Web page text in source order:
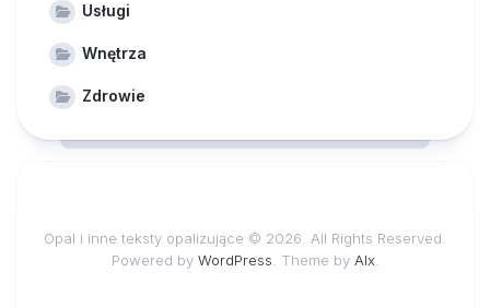
Usługi
Wnętrza
Zdrowie
Opal i inne teksty opalizujące © 2026. All Rights Reserved.
Powered by WordPress . Theme by Alx